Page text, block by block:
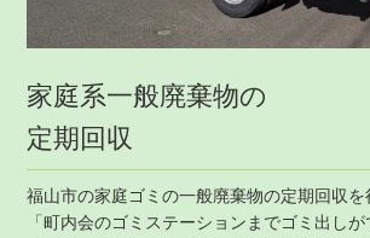
家庭系一般廃棄物の
定期回収
福山市の家庭ゴミの一般廃棄物の定期回収を
「町内会のゴミステーションまでゴミ出し